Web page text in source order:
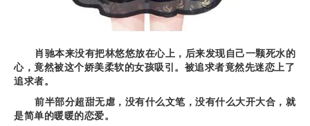
肖驰本来没有把林悠悠放在心上，后来发现自己一颗死水的
心，竟然被这个娇美柔软的女孩吸引。被追求者竟然先迷恋上了
追求者。
前半部分超甜无虐，没有什么文笔，没有什么大开大合，就
是简单的暖暖的恋爱。